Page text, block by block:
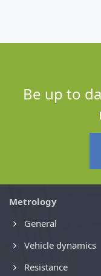
Be up to
Metrology
General
Vehicle dynamics
Resistance